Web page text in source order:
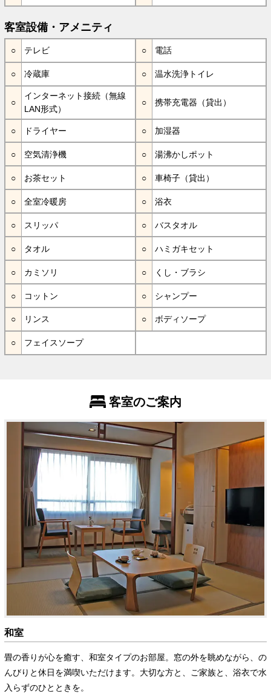
客室設備・アメニティ
テレビ 電話
冷蔵庫 温水洗浄トイレ
インターネット接続（無線
LAN形式）
携帯充電器（貸出）
ドライヤー 加湿器
空気清浄機 湯沸かしポット
お茶セット 車椅子（貸出）
全室冷暖房 浴衣
スリッパ バスタオル
タオル ハミガキセット
カミソリ くし・ブラシ
コットン シャンプー
リンス ボディソープ
フェイスソープ
客室のご案内
和室
畳の香りが心を癒す、和室タイプのお部屋。窓の外を眺めながら、の
んびりと休日を満喫いただけます。大切な方と、ご家族と、浴衣で水
入らずのひとときを。